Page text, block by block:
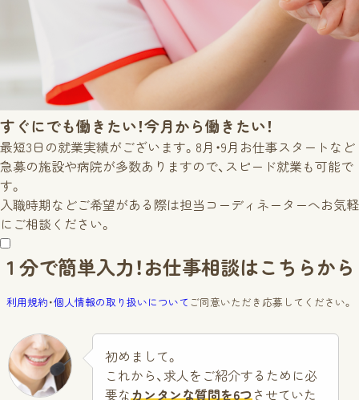
すぐにでも働きたい！今月から働きたい！
最短3日の就業実績がございます。 8月 ・9月 お仕事スタートなど
急募の施設や病院が多数ありますので、スピード就業も可能で
す。
入職時期などご希望がある際は担当コーディネーターへお気軽
にご相談ください。
１分で簡単入力！お仕事相談はこちらから
利用規約・個人情報の取り扱いについて ご同意いただき応募してください。
初めまして。
これから、求人をご紹介するために必
要なカンタンな質問を6つさせていた